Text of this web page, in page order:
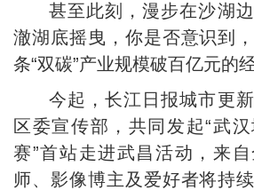
甚至此刻，漫步在沙湖
澈湖底摇曳，你是否意识到
条“双碳”产业规模破百亿元
今起，长江日报城市更
区委宣传部，共同发起“武
赛”首站走进武昌活动，来
师、影像博主及爱好者将持